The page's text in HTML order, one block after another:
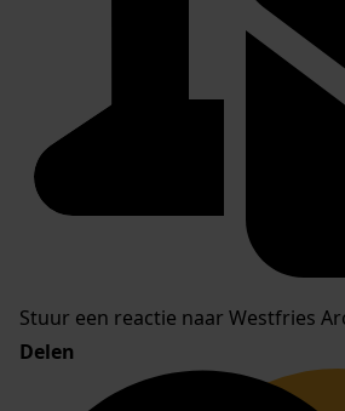
Stuur een reactie naar Westfries
Delen